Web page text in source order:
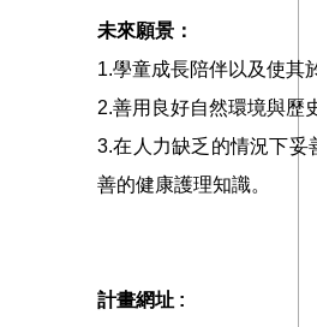
未來願景：
1.學童成長陪伴以及使其
2.善用良好自然環境與歷
3.在人力缺乏的情況下妥
善的健康護理知識。
計畫網址 :